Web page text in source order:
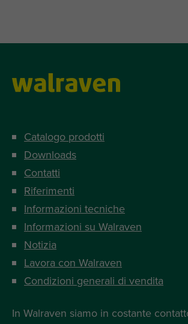
Catalogo prodotti
Downloads
Contatti
Riferimenti
Informazioni tecniche
Informazioni su Walraven
Notizia
Lavora con Walraven
Condizioni generali di vendita
In Walraven siamo in costante